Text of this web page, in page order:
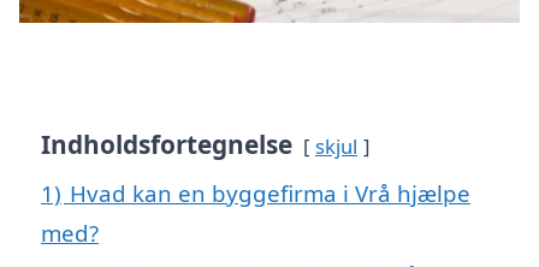
Indholdsfortegnelse skjul
1) Hvad kan en byggefirma i Vrå hjælpe
med?